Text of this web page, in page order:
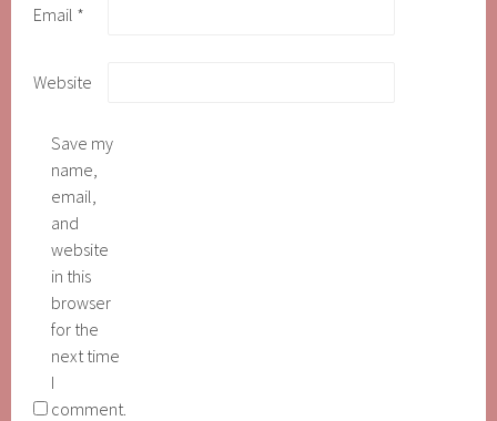
Email *
Website
Save my
name,
email,
and
website
in this
browser
for the
next time
I
comment.